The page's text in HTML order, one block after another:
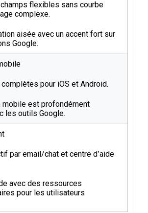
flexibles sans courbe
complexe.
aisée avec un accent fort sur
Google.
pour iOS et Android.
mobile est profondément
les outils Google.
par email/chat et centre d’aide
avec des ressources
pour les utilisateurs